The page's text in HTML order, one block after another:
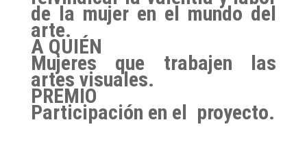
de la mujer en el mundo del
arte.
A QUIÉN
Mujeres que trabajen las
artes visuales.
PREMIO
Participación en el proyecto.